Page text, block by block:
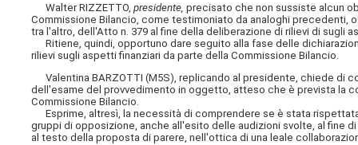
Walter RIZZETTO, presidente, precisato che non sussiste alcun
Commissione Bilancio, come testimoniato da analoghi precedenti,
tra l'altro, dell'Atto n. 379 al fine della deliberazione di rilievi di sugli
Ritiene, quindi, opportuno dare seguito alla fase delle
rilievi sugli aspetti finanziari da parte della Commissione Bilancio.
Valentina BARZOTTI (M5S), replicando al presidente, chiede di
dell'esame del provvedimento in oggetto, atteso che è prevista la
Commissione Bilancio.
Esprime, altresì, la necessità di comprendere se è stata
gruppi di opposizione, anche all'esito delle audizioni svolte, al
al testo della proposta di parere, nell'ottica di una leale